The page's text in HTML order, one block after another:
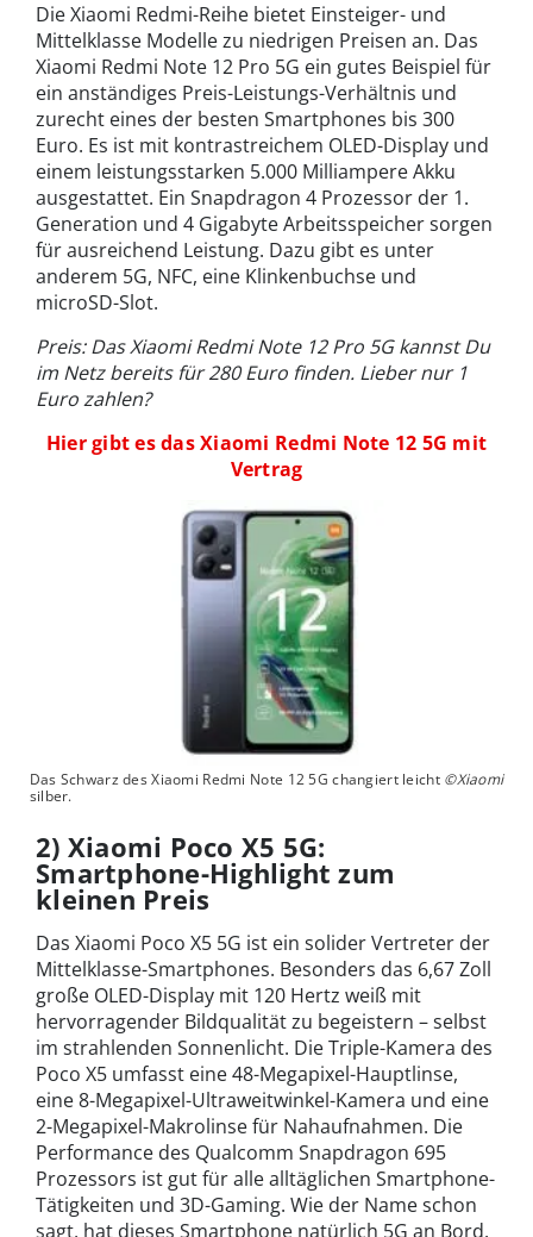
Die Xiaomi Redmi-Reihe bietet Einsteiger- und
Mittelklasse Modelle zu niedrigen Preisen an. Das
Xiaomi Redmi Note 12 Pro 5G ein gutes Beispiel für
ein anständiges Preis-Leistungs-Verhältnis und
zurecht eines der besten Smartphones bis 300
Euro. Es ist mit kontrastreichem OLED-Display und
einem leistungsstarken 5.000 Milliampere Akku
ausgestattet. Ein Snapdragon 4 Prozessor der 1.
Generation und 4 Gigabyte Arbeitsspeicher sorgen
für ausreichend Leistung. Dazu gibt es unter
anderem 5G, NFC, eine Klinkenbuchse und
microSD-Slot.
Preis: Das Xiaomi Redmi Note 12 Pro 5G kannst Du
im Netz bereits für 280 Euro finden. Lieber nur 1
Euro zahlen?
Hier gibt es das Xiaomi Redmi Note 12 5G mit
Vertrag
Das Schwarz des Xiaomi Redmi Note 12 5G changiert leicht
silber.
©Xiaomi
2) Xiaomi Poco X5 5G:
Smartphone-Highlight zum
kleinen Preis
Das Xiaomi Poco X5 5G ist ein solider Vertreter der
Mittelklasse-Smartphones. Besonders das 6,67 Zoll
große OLED-Display mit 120 Hertz weiß mit
hervorragender Bildqualität zu begeistern – selbst
im strahlenden Sonnenlicht. Die Triple-Kamera des
Poco X5 umfasst eine 48-Megapixel-Hauptlinse,
eine 8-Megapixel-Ultraweitwinkel-Kamera und eine
2-Megapixel-Makrolinse für Nahaufnahmen. Die
Performance des Qualcomm Snapdragon 695
Prozessors ist gut für alle alltäglichen Smartphone-
Tätigkeiten und 3D-Gaming. Wie der Name schon
sagt, hat dieses Smartphone natürlich 5G an Bord.